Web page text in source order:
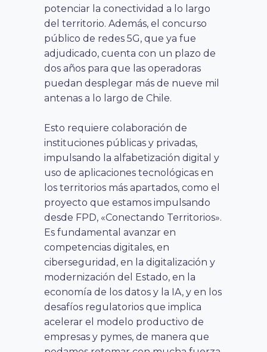
potenciar la conectividad a lo largo
del territorio. Además, el concurso
público de redes 5G, que ya fue
adjudicado, cuenta con un plazo de
dos años para que las operadoras
puedan desplegar más de nueve mil
antenas a lo largo de Chile.
Esto requiere colaboración de
instituciones públicas y privadas,
impulsando la alfabetización digital y
uso de aplicaciones tecnológicas en
los territorios más apartados, como el
proyecto que estamos impulsando
desde FPD, «Conectando Territorios».
Es fundamental avanzar en
competencias digitales, en
ciberseguridad, en la digitalización y
modernización del Estado, en la
economía de los datos y la IA, y en los
desafíos regulatorios que implica
acelerar el modelo productivo de
empresas y pymes, de manera que